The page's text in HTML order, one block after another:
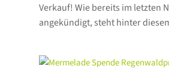
Verkauf! Wie bereits im letzten
angekündigt, steht hinter